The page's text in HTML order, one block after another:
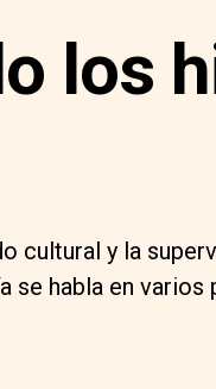
los
cultural y la
habla en varios